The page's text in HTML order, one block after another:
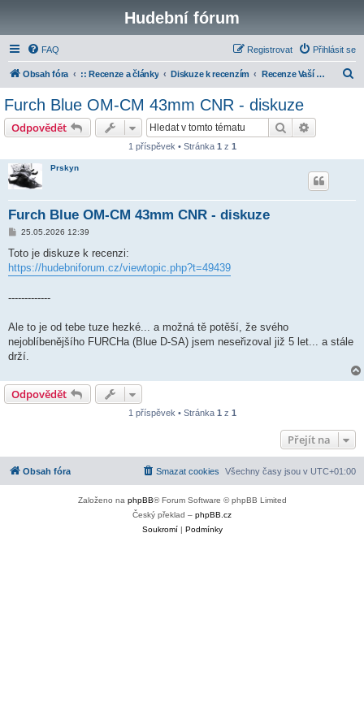
Hudební fórum
FAQ Přihlásit se
Registrovat
Obsah fóra :: Recenze a články Diskuze k recenzím Recenze Vaší výbavy
Furch Blue OM-CM 43mm CNR - diskuze
Odpovědět Hledat
1 příspěvek • Stránka 1 z 1
Prskyn
Furch Blue OM-CM 43mm CNR - diskuze
P
í
p
e
25.05.2026 12:39
Toto je diskuze k recenzi:
https://hudebniforum.cz/viewtopic.php?t=49439
-------------
Ale to je od tebe tuze hezké... a možná tě potěší, že svého
nejoblíbenějšího FURCHa (Blue D-SA) jsem neseřizoval již 5 let... a stále
drží.
Odpovědět
1 příspěvek • Stránka 1 z 1
Přejít na
Obsah fóra Všechny časy jsou v UTC+01:00
Smazat cookies
Založeno na phpBB® Forum Software © phpBB Limited
Český překlad – phpBB.cz
Soukromí| Podmínky